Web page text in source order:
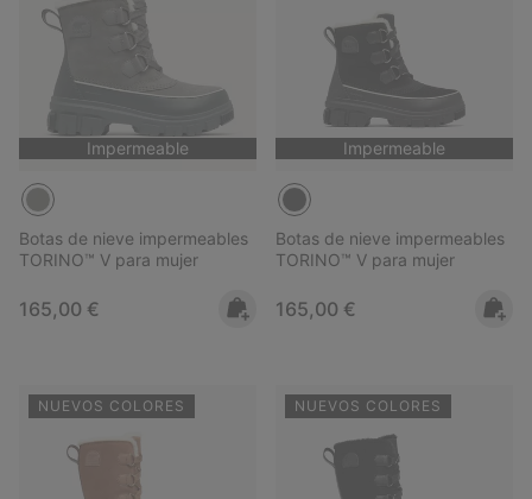
Impermeable
Botas de nieve impermeables
TORINO™ V para mujer
Regular price:
165,00 €
Impermeable
Botas de nieve impermeables
TORINO™ V para mujer
Regular price:
165,00 €
NUEVOS COLORES NUEVOS COLORES